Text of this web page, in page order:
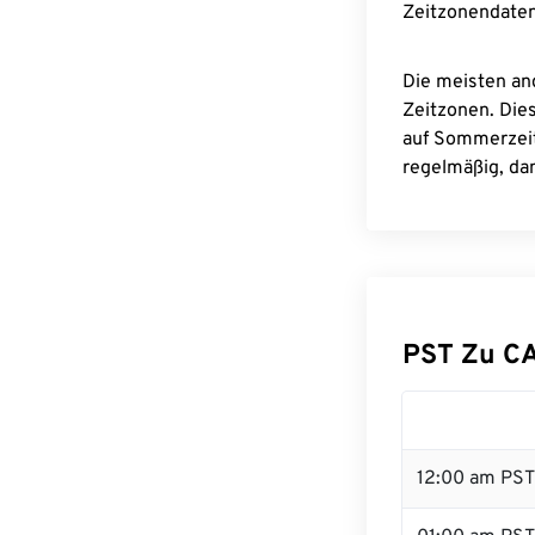
Die meisten
Zeitzonen.
auf
regelmäßig,
PST Zu
12:00 am